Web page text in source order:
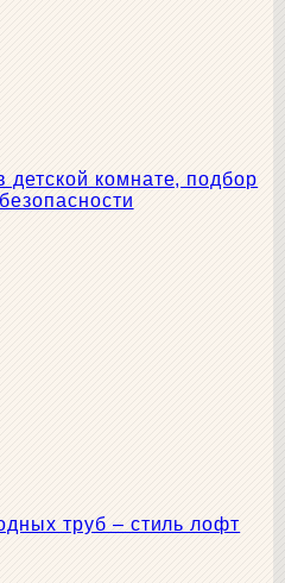
комнате, подбор
труб – стиль лофт